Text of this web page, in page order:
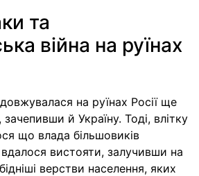
та
війна на руїнах
на руїнах Росії ще
й Україну. Тоді, влітку
що влада більшовиків
вистояти, залучивши на
верстви населення, яких